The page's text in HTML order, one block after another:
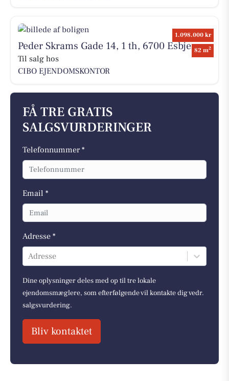
1.098.000 kr
82 m2
Peder Skrams Gade 14, 1 th, 6700 Esbjerg
Til salg hos
CIBO EJENDOMSKONTOR
FÅ TRE GRATIS
SALGSVURDERINGER
Telefonnummer *
Email *
Adresse *
Adresse
Dine oplysninger deles med op til tre lokale
ejendomsmæglere, som efterfølgende vil kontakte dig vedr.
salgsvurdering.
Bliv kontaktet